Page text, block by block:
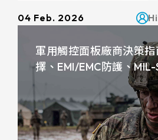
328.37 * 199.98 *
339.53 * 263.5 *
376.54 * 225.9 *
375.58 * 308 *
444 * 264.6 *
218.16mm *
223.72mm *
212.2mm *
262.32mm *
247.2mm *
04 Feb. 2026
軍用觸控面板廠商決策
擇、EMI/EMC防護、
測、可追溯性完整對比